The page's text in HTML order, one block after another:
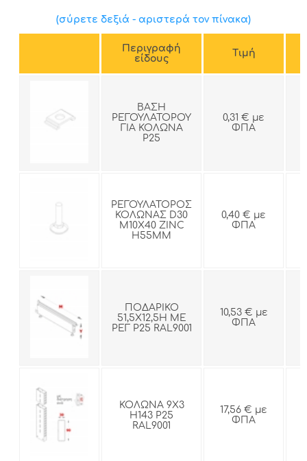
(σύρετε δεξιά - αριστερά τον πίνακα)
Περιγραφή
είδους
Tιμή
ΒΑΣΗ
ΡΕΓΟΥΛΑΤΟΡΟΥ
ΓΙΑ ΚΟΛΩΝΑ
Ρ25
0,31 € με
ΦΠΑ
ΡΕΓΟΥΛΑΤΟΡΟΣ
ΚΟΛΩΝΑΣ D30
Μ10Χ40 ZINC
Η55ΜΜ
0,40 € με
ΦΠΑ
ΠΟΔΑΡΙΚΟ
51,5Χ12,5Η ΜΕ
ΡΕΓ Ρ25 RAL9001
10,53 € με
ΦΠΑ
ΚΟΛΩΝΑ 9Χ3
Η143 Ρ25
RAL9001
17,56 € με
ΦΠΑ